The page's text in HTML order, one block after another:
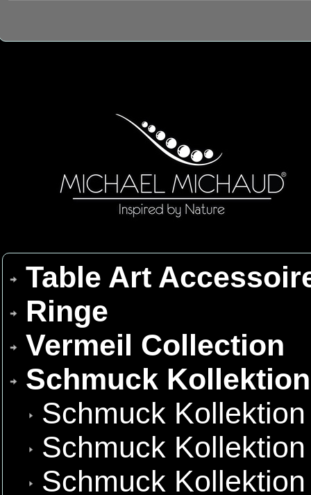
Table Art
Ringe
Vermeil Collection
Schmuck
Schmuck
Schmuck
Schmuck